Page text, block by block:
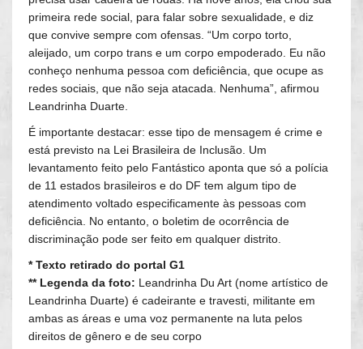
primeira rede social, para falar sobre sexualidade, e diz
que convive sempre com ofensas. “Um corpo torto,
aleijado, um corpo trans e um corpo empoderado. Eu não
conheço nenhuma pessoa com deficiência, que ocupe as
redes sociais, que não seja atacada. Nenhuma”, afirmou
Leandrinha Duarte.
É importante destacar: esse tipo de mensagem é crime e
está previsto na Lei Brasileira de Inclusão. Um
levantamento feito pelo Fantástico aponta que só a polícia
de 11 estados brasileiros e do DF tem algum tipo de
atendimento voltado especificamente às pessoas com
deficiência. No entanto, o boletim de ocorrência de
discriminação pode ser feito em qualquer distrito.
* Texto retirado do portal G1
** Legenda da foto: Leandrinha Du Art (nome artístico de
Leandrinha Duarte) é cadeirante e travesti, militante em
ambas as áreas e uma voz permanente na luta pelos
direitos de gênero e de seu corpo